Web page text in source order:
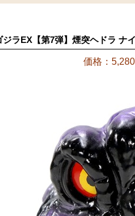
ラEX【第7弾】煙突ヘドラ ナ
価格：